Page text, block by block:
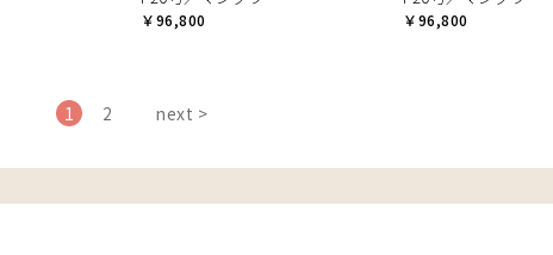
￥96,800 ￥96,800
1 2 next >